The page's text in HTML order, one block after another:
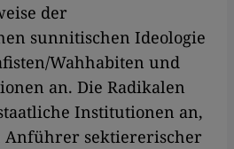
der
sunnitischen Ideologie
Wahhabiten und
an. Die Radikalen
Institutionen an,
Anführer sektiererischer